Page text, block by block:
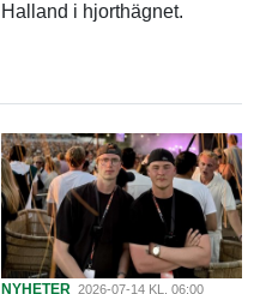
Halland i hjorthägnet.
NYHETER 2026-07-14 KL. 06:00